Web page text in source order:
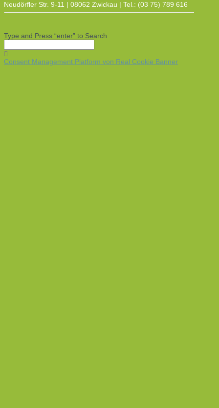
Neudörfler Str. 9-11 | 08062 Zwickau | Tel.: (03 75) 789 616
Type and Press “enter” to Search
Consent Management Platform von Real Cookie Banner